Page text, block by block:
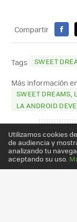
Compartir
Tags SWEET
Más información
SWEET DREAMS,
LA ANDROID
Utilizamos cookies
de audiencia y
analizando tu
aceptando su uso.